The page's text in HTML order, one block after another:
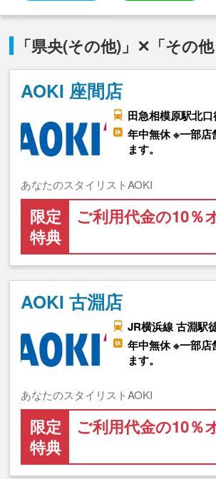
「県央(その他)」✕「その他
AOKI 座間店
田急相模原駅北
年中無休 ※一部店
ます。
あなたのスタイリストAOKI
限定
特典
ご利用代金の10％
AOKI 古淵店
JR横浜線 古淵駅
年中無休 ※一部店
ます。
あなたのスタイリストAOKI
限定
特典
ご利用代金の10％